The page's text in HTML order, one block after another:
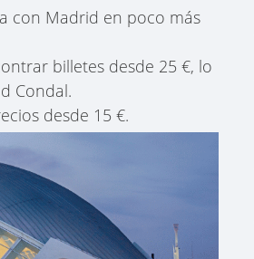
con Madrid en poco más
billetes desde 25 €, lo
Condal.
desde 15 €.